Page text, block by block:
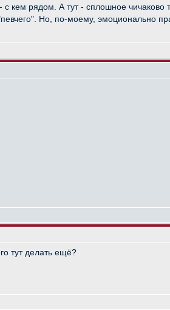
кем рядом. А тут - сплошное чичаково
Но, по-моему, эмоционально
тут делать ещё?